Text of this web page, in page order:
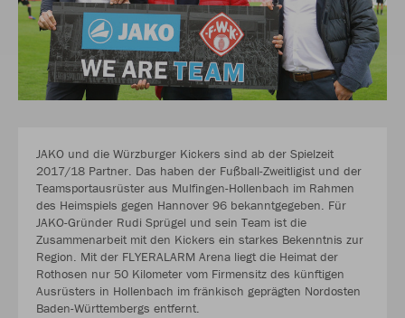
JAKO und die Würzburger Kickers sind ab der Spielzeit
2017/18 Partner. Das haben der Fußball-Zweitligist und der
Teamsportausrüster aus Mulfingen-Hollenbach im Rahmen
des Heimspiels gegen Hannover 96 bekanntgegeben. Für
JAKO-Gründer Rudi Sprügel und sein Team ist die
Zusammenarbeit mit den Kickers ein starkes Bekenntnis zur
Region. Mit der FLYERALARM Arena liegt die Heimat der
Rothosen nur 50 Kilometer vom Firmensitz des künftigen
Ausrüsters in Hollenbach im fränkisch geprägten Nordosten
Baden-Württembergs entfernt.